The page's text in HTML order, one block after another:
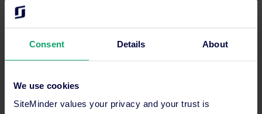
Consent Details About
We use cookies
SiteMinder values your privacy and your trust is
entschieden.